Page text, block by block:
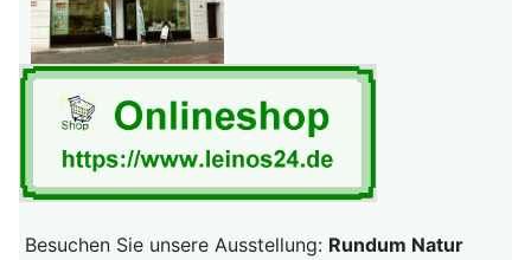
Besuchen Sie unsere Ausstellung: Rundum Natur